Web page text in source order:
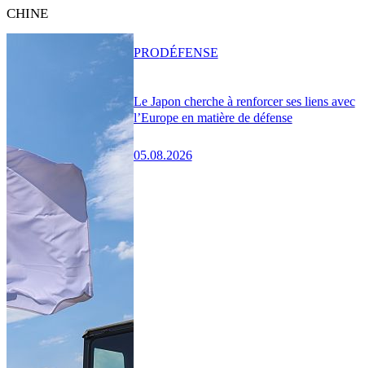
CHINE
Le Japon cherche à renforcer ses liens avec
l’Europe en matière de défense
05.08.2026
PRODÉFENSE